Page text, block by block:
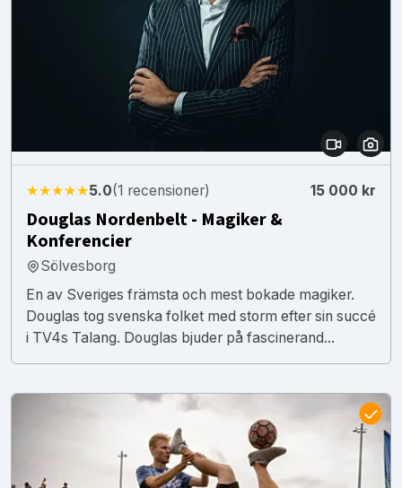
★★★★★5.0(1 recensioner) 15 000 kr
Douglas Nordenbelt - Magiker &
Konferencier
Sölvesborg
En av Sveriges främsta och mest bokade magiker.
Douglas tog svenska folket med storm efter sin succé
i TV4s Talang. Douglas bjuder på fascinerand...